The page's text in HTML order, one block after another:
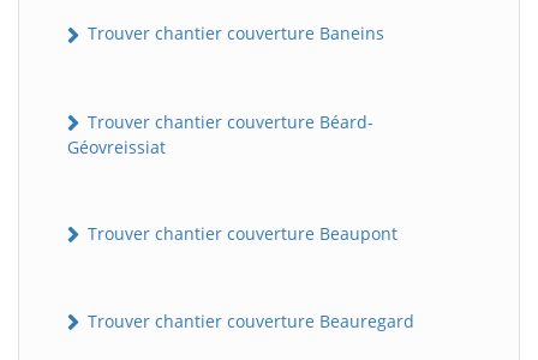
Trouver chantier couverture Baneins
Trouver chantier couverture Béard-
Géovreissiat
Trouver chantier couverture Beaupont
Trouver chantier couverture Beauregard